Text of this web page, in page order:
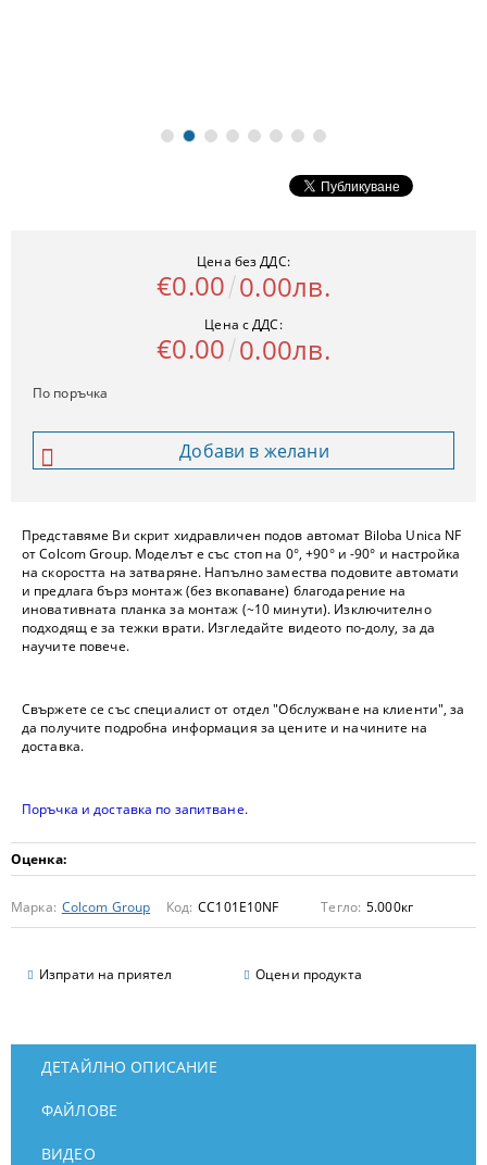
Представяме Ви скрит хидравличен подов автомат Biloba Unica NF
от Colcom Group. Моделът е със стоп на 0°, +90° и -90° и настройка
на скоростта на затваряне. Напълно замества подовите автомати
и предлага бърз монтаж (без вкопаване) благодарение на
иновативната планка за монтаж (~10 минути). Изключително
подходящ е за тежки врати. Изгледайте видеото по-долу, за да
научите повече.
Свържете се със специалист от отдел "Обслужване на клиенти", за
да получите подробна информация за цените и начините на
доставка.
Поръчка и доставка по запитване.
Оценка:
Марка: Colcom Group Код: CC101E10NF Тегло: 5.000кг
Изпрати на приятел Оцени продукта
Цена без ДДС:
€0.00 0.00лв.
Цена с ДДС:
€0.00 0.00лв.
По поръчка
Добави в желани
ДЕТАЙЛНО ОПИСАНИЕ
ФАЙЛОВЕ
ВИДЕО